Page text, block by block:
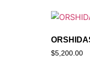
$5,200.00